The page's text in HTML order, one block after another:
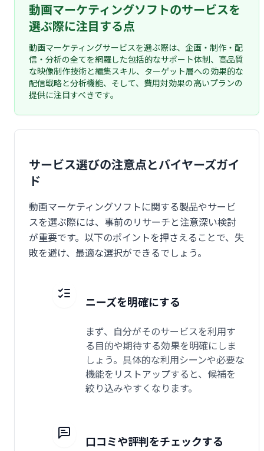
動画マーケティングソフトのサービスを
選ぶ際に注目する点
動画マーケティングサービスを選ぶ際は、企画・制作・配
信・分析の全てを網羅した包括的なサポート体制、高品質
な映像制作技術と編集スキル、ターゲット層への効果的な
配信戦略と分析機能、そして、費用対効果の高いプランの
提供に注目すべきです。
サービス選びの注意点とバイヤーズガイ
ド
動画マーケティングソフトに関する製品やサービ
スを選ぶ際には、事前のリサーチと注意深い検討
が重要です。以下のポイントを押さえることで、失
敗を避け、最適な選択ができるでしょう。
ニーズを明確にする
まず、自分がそのサービスを利用す
る目的や期待する効果を明確にしま
しょう。具体的な利用シーンや必要な
機能をリストアップすると、候補を
絞り込みやすくなります。
口コミや評判をチェックする